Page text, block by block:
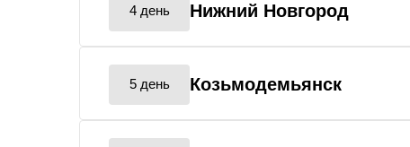
4 день Нижний Новгород
5 день Козьмодемьянск